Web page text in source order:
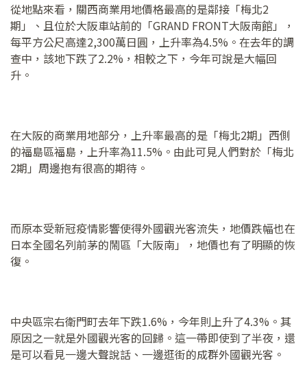
從地點來看，關西商業用地價格最高的是鄰接「梅北2
期」、且位於大阪車站前的「GRAND FRONT大阪南館」，
每平方公尺高達2,300萬日圓，上升率為4.5%。在去年的調
查中，該地下跌了2.2%，相較之下，今年可說是大幅回
升。
在大阪的商業用地部分，上升率最高的是「梅北2期」西側
的福島區福島，上升率為11.5%。由此可見人們對於「梅北
2期」周邊抱有很高的期待。
而原本受新冠疫情影響使得外國觀光客流失，地價跌幅也在
日本全國名列前茅的鬧區「大阪南」，地價也有了明顯的恢
復。
中央區宗右衛門町去年下跌1.6%，今年則上升了4.3%。其
原因之一就是外國觀光客的回歸。這一帶即使到了半夜，還
是可以看見一邊大聲說話、一邊逛街的成群外國觀光客。